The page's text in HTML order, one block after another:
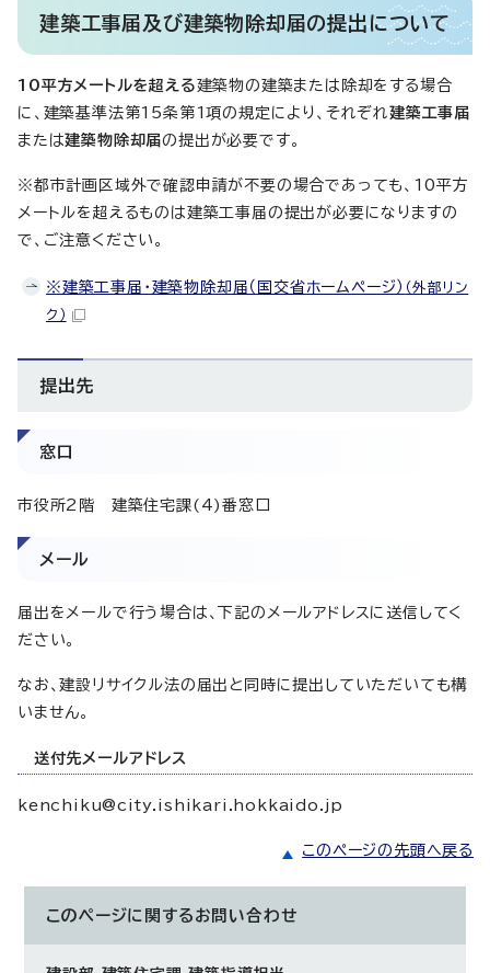
建築工事届及び建築物除却届の提出について
10平方メートルを超える建築物の建築または除却をする場合
に、建築基準法第15条第1項の規定により、それぞれ建築工事届
または建築物除却届の提出が必要です。
※都市計画区域外で確認申請が不要の場合であっても、10平方
メートルを超えるものは建築工事届の提出が必要になりますの
で、ご注意ください。
※建築工事届・建築物除却届（国交省ホームページ） （外部リン
ク）
提出先
窓口
市役所2階 建築住宅課(4)番窓口
メール
届出をメールで行う場合は、下記のメールアドレスに送信してく
ださい。
なお、建設リサイクル法の届出と同時に提出していただいても構
いません。
送付先メールアドレス
kenchiku@city.ishikari.hokkaido.jp
このページの先頭へ戻る
このページに関する お問い合わせ